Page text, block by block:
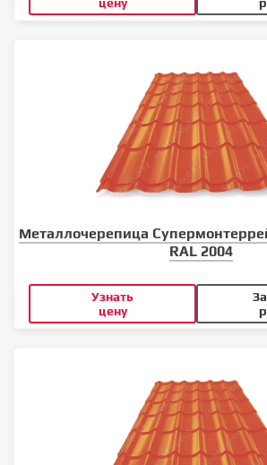
Металлочерепица
RAL 2004
Узнать
цену